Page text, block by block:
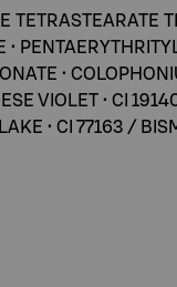
TETRASTEARATE
•
•
VIOLET • CI
• CI 77163 /